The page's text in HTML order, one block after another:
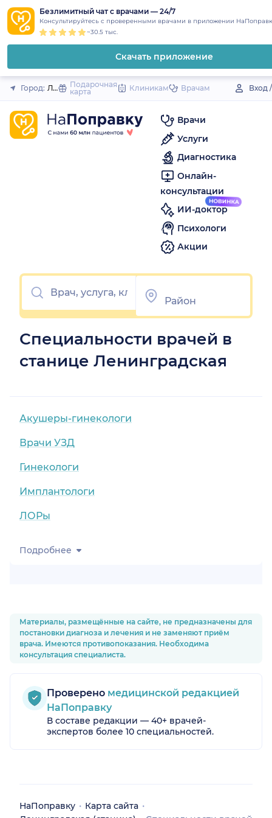
to
content
Безлимитный чат с врачами — 24/7
Консультируйтесь с проверенными врачами в приложении
~30.5 тыс.
Скачать приложение
Закрыть
Город: Ленинградская (станица)
Подарочная
карта
Клиникам Врачам Вход
Врачи
Услуги
Диагностика
Онлайн-
консультации
ИИ-доктор
Психологи
Акции
Специальности врачей в
станице Ленинградская
Акушеры-гинекологи
Врачи УЗД
Гинекологи
Имплантологи
ЛОРы
Подробнее
Материалы, размещённые на сайте, не предназначены для
постановки диагноза и лечения и не заменяют приём
врача. Имеются противопоказания. Необходима
консультация специалиста.
Проверено медицинской редакцией
НаПоправку
В составе редакции — 40+ врачей-
экспертов более 10 специальностей.
НаПоправку
Карта сайта